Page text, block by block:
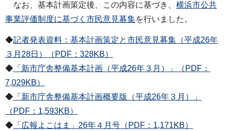
なお、基本計画策定後、この内容に基づき、 横浜市公共
事業評価制度に基づく市民意見募集を行いました。
◆記者発表資料：基本計画策定と市民意見募集（平成26年
３月28日）（PDF：328KB）
◆ 「新市庁舎整備基本計画（平成26年３月）」（PDF：
7,029KB）
◆ 「新市庁舎整備基本計画概要版（平成26年３月）」
（PDF：1,593KB）
◆ 「広報よこはま」26年４月号（PDF：1,171KB）